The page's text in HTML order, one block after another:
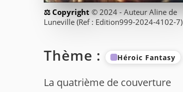
© 2024 - Auteur Aline de
Luneville (Ref : Edition999-2024-4102-7)
Thème : Héroic Fantasy
La quatrième de couverture